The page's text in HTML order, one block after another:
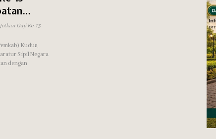
Gaji Ke-13
Kudus,
Sipil Negara
dengan